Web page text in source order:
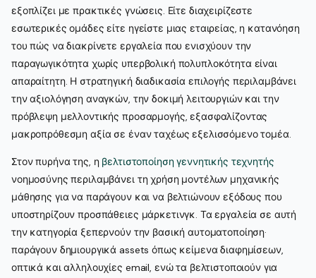
εξοπλίζει με πρακτικές γνώσεις. Είτε διαχειρίζεστε
εσωτερικές ομάδες είτε ηγείστε μιας εταιρείας, η κατανόηση
του πώς να διακρίνετε εργαλεία που ενισχύουν την
παραγωγικότητα χωρίς υπερβολική πολυπλοκότητα είναι
απαραίτητη. Η στρατηγική διαδικασία επιλογής περιλαμβάνει
την αξιολόγηση αναγκών, την δοκιμή λειτουργιών και την
πρόβλεψη μελλοντικής προσαρμογής, εξασφαλίζοντας
μακροπρόθεσμη αξία σε έναν ταχέως εξελισσόμενο τομέα.
Στον πυρήνα της, η βελτιστοποίηση γεννητικής τεχνητής
νοημοσύνης περιλαμβάνει τη χρήση μοντέλων μηχανικής
μάθησης για να παράγουν και να βελτιώνουν εξόδους που
υποστηρίζουν προσπάθειες μάρκετινγκ. Τα εργαλεία σε αυτή
την κατηγορία ξεπερνούν την βασική αυτοματοποίηση·
παράγουν δημιουργικά assets όπως κείμενα διαφημίσεων,
οπτικά και αλληλουχίες email, ενώ τα βελτιστοποιούν για